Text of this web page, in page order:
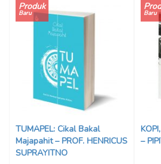
Produk
Baru
TUMAPEL: Cikal Bakal
Majapahit – PROF. HENRICUS
SUPRAYITNO
Baru
–